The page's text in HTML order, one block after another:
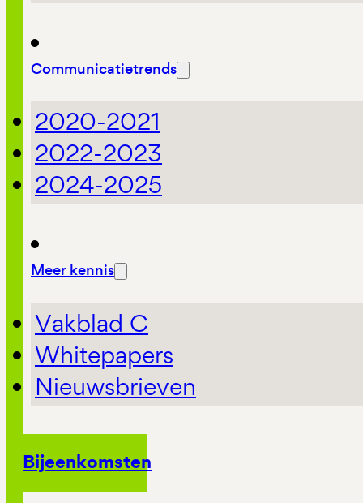
Communicatietrends
2020-2021
2022-2023
2024-2025
Meer kennis
Vakblad C
Whitepapers
Nieuwsbrieven
Bijeenkomsten